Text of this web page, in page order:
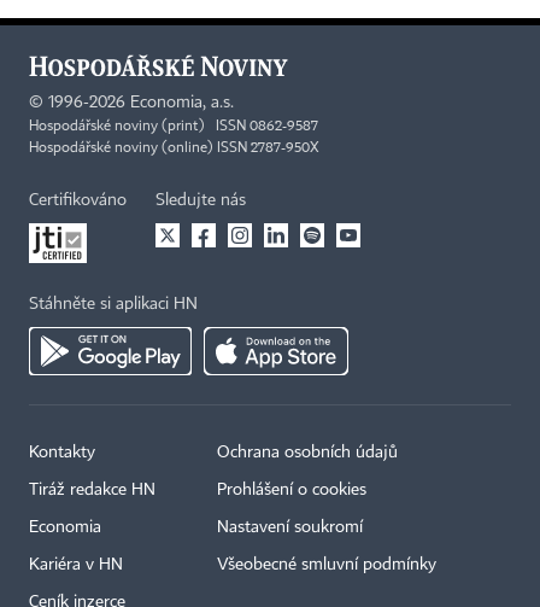
© 1996-2026 Economia, a.s.
Hospodářské noviny (print) ISSN 0862-9587
Hospodářské noviny (online) ISSN 2787-950X
Certifikováno Sledujte nás
Stáhněte si aplikaci HN
Kontakty
Tiráž redakce HN
Economia
Kariéra v HN
Ceník inzerce
Ochrana osobních údajů
Prohlášení o cookies
Nastavení soukromí
Všeobecné smluvní podmínky